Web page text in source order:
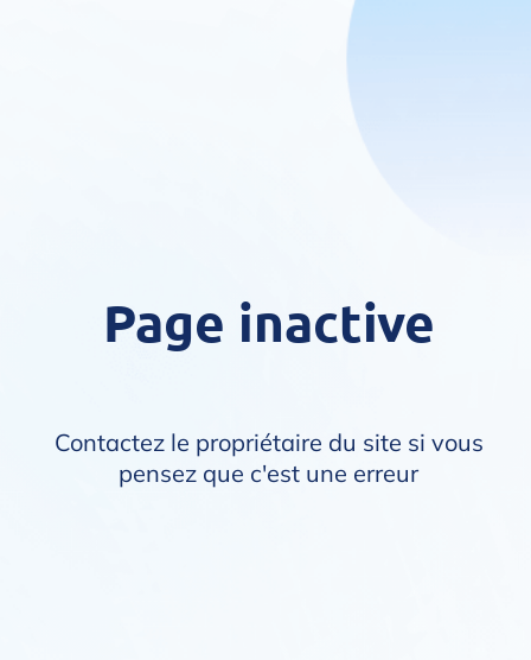
Page inactive
Contactez le propriétaire du site si vous
pensez que c'est une erreur